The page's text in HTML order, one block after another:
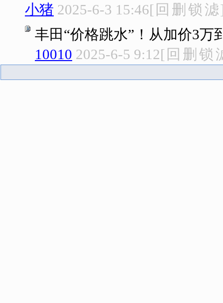
小猪 2025-6-3 15:46[ 回 删 锁 滤
丰田“价格跳水”！从加价3万
10010 2025-6-5 9:12[ 回 删 锁